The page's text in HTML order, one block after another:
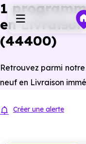
1
en
(44400)
Retrouvez parmi
neuf en Livraison
Créer une alerte